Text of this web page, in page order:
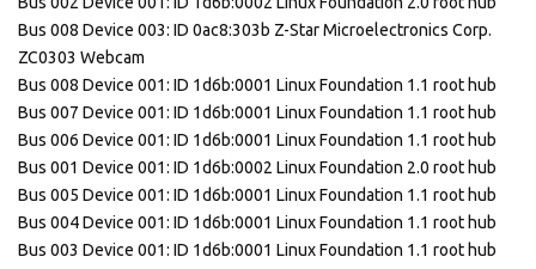
Bus 008 Device 003: ID 0ac8:303b Z-Star Microelectronics Corp.
ZC0303 Webcam
Bus 008 Device 001: ID 1d6b:0001 Linux Foundation 1.1 root hub
Bus 007 Device 001: ID 1d6b:0001 Linux Foundation 1.1 root hub
Bus 006 Device 001: ID 1d6b:0001 Linux Foundation 1.1 root hub
Bus 001 Device 001: ID 1d6b:0002 Linux Foundation 2.0 root hub
Bus 005 Device 001: ID 1d6b:0001 Linux Foundation 1.1 root hub
Bus 004 Device 001: ID 1d6b:0001 Linux Foundation 1.1 root hub
Bus 003 Device 001: ID 1d6b:0001 Linux Foundation 1.1 root hub